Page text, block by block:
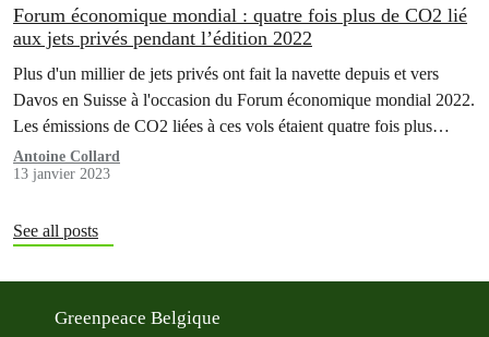
Forum économique mondial : quatre fois plus de CO2 lié
aux jets privés pendant l’édition 2022
Plus d'un millier de jets privés ont fait la navette depuis et vers
Davos en Suisse à l'occasion du Forum économique mondial 2022.
Les émissions de CO2 liées à ces vols étaient quatre fois plus
élevées que ceux générés par les jets privés vers et depuis Davos
lors d'une semaine moyenne. C'est ce que révèle…
Antoine Collard
13 janvier 2023
See all posts
Greenpeace Belgique